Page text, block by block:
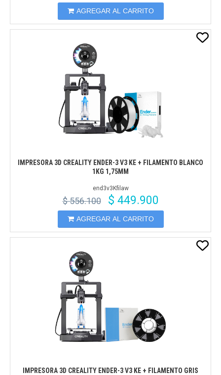
AGREGAR AL CARRITO
IMPRESORA 3D CREALITY ENDER-3 V3 KE + FILAMENTO BLANCO
1KG 1,75MM
end3v3Kfilaw
$ 556.100 $ 449.900
AGREGAR AL CARRITO
IMPRESORA 3D CREALITY ENDER-3 V3 KE + FILAMENTO GRIS